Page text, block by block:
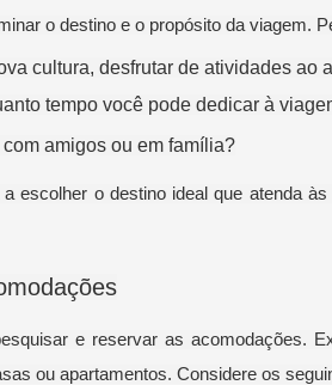
o destino e o propósito da viagem.
cultura, desfrutar de atividades
tempo você pode dedicar à
amigos ou em família?
escolher o destino ideal que atenda
e reservar as acomodações.
ou apartamentos. Considere os